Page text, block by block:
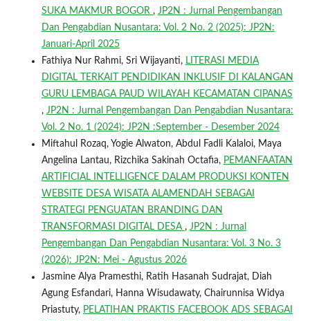
SUKA MAKMUR BOGOR , JP2N : Jurnal Pengembangan
Dan Pengabdian Nusantara: Vol. 2 No. 2 (2025): JP2N:
Januari-April 2025
Fathiya Nur Rahmi, Sri Wijayanti, LITERASI MEDIA
DIGITAL TERKAIT PENDIDIKAN INKLUSIF DI KALANGAN
GURU LEMBAGA PAUD WILAYAH KECAMATAN CIPANAS
, JP2N : Jurnal Pengembangan Dan Pengabdian Nusantara:
Vol. 2 No. 1 (2024): JP2N :September - Desember 2024
Miftahul Rozaq, Yogie Alwaton, Abdul Fadli Kalaloi, Maya
Angelina Lantau, Rizchika Sakinah Octafia, PEMANFAATAN
ARTIFICIAL INTELLIGENCE DALAM PRODUKSI KONTEN
WEBSITE DESA WISATA ALAMENDAH SEBAGAI
STRATEGI PENGUATAN BRANDING DAN
TRANSFORMASI DIGITAL DESA , JP2N : Jurnal
Pengembangan Dan Pengabdian Nusantara: Vol. 3 No. 3
(2026): JP2N: Mei - Agustus 2026
Jasmine Alya Pramesthi, Ratih Hasanah Sudrajat, Diah
Agung Esfandari, Hanna Wisudawaty, Chairunnisa Widya
Priastuty, PELATIHAN PRAKTIS FACEBOOK ADS SEBAGAI